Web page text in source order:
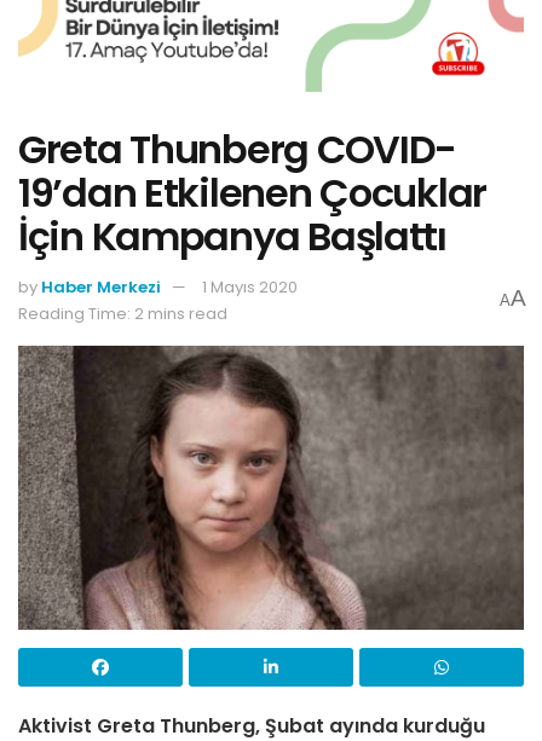
Greta Thunberg COVID-
19’dan Etkilenen Çocuklar
İçin Kampanya Başlattı
by Haber Merkezi
1 Mayıs 2020
Reading Time: 2 mins read
AA
Aktivist Greta Thunberg, Şubat ayında kurduğu